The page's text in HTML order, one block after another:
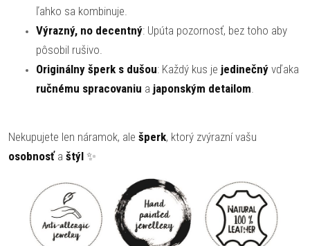
ľahko sa kombinuje.
Výrazný, no decentný: Upúta pozornosť, bez toho aby
pôsobil rušivo.
Originálny šperk s dušou: Každý kus je jedinečný vďaka
ručnému spracovaniu a japonským detailom.
Nekupujete len náramok, ale šperk, ktorý zvýrazní vašu
osobnosťa štýl ✨